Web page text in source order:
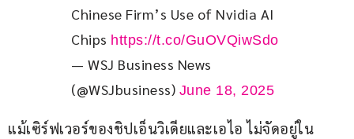
Chinese Firm’s Use of Nvidia AI
Chips https://t.co/GuOVQiwSdo
— WSJ Business News
(@WSJbusiness) June 18, 2025
แม้เซิร์ฟเวอร์ของชิปเอ็นวิเดียและเอไอ ไม่จัดอยู่ใน